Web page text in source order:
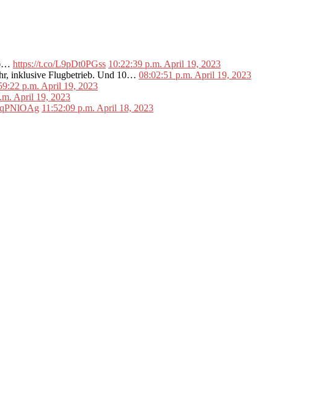
https://t.co/L9pDt0PGss 10:22:39 p.m. April 19, 2023
inklusive Flugbetrieb. Und 10… 08:02:51 p.m. April 19, 2023
p.m. April 19, 2023
April 19, 2023
11:52:09 p.m. April 18, 2023